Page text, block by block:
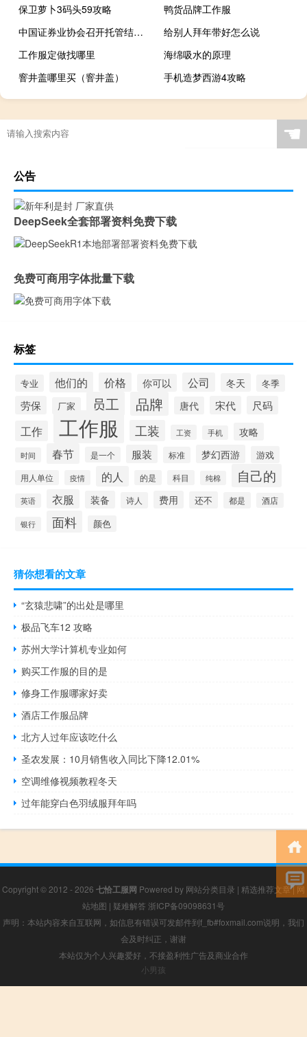
保卫萝卜3码头59攻略
鸭货品牌工作服
中国证券业协会召开托管结算专业委员会主任委员（扩大）会议
给别人拜年带好怎么说
工作服定做找哪里
海绵吸水的原理
窨井盖哪里买（窨井盖）
手机造梦西游4攻略
☚
公告
DeepSeek全套部署资料免费下载
免费可商用字体批量下载
标签
专业 他们的 价格 你可以 公司 冬天 冬季
劳保 厂家 员工 品牌 唐代 宋代 尺码
工作 工作服 工装 工资 手机 攻略
时间 春节 是一个 服装 标准 梦幻西游 游戏
用人单位 疫情 的人 的是 科目 纯棉 自己的
英语 衣服 装备 诗人 费用 还不 都是 酒店
银行 面料 颜色
猜你想看的文章
“玄猿悲啸”的出处是哪里
极品飞车12 攻略
苏州大学计算机专业如何
购买工作服的目的是
修身工作服哪家好卖
酒店工作服品牌
北方人过年应该吃什么
圣农发展：10月销售收入同比下降12.01%
空调维修视频教程冬天
过年能穿白色羽绒服拜年吗
Copyright © 2012 - 2026 七恰工服网 Powered by 网站分类目录 | 精选推荐文章|网
站地图 | 疑难解答 浙ICP备09098631号
声明：本站内容来自互联网，如信息有错误可发邮件到f_fb#foxmail.com说明，我们
会及时纠正，谢谢
本站仅为个人兴趣爱好，不接盈利性广告及商业合作
小男孩